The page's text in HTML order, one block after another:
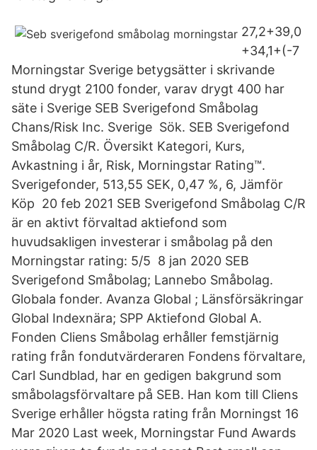
27,2+39,0
+34,1+(-7
Morningstar Sverige betygsätter i skrivande
stund drygt 2100 fonder, varav drygt 400 har
säte i Sverige SEB Sverigefond Småbolag
Chans/Risk Inc. Sverige Sök. SEB Sverigefond
Småbolag C/R. Översikt Kategori, Kurs,
Avkastning i år, Risk, Morningstar Rating™.
Sverigefonder, 513,55 SEK, 0,47 %, 6, Jämför
Köp 20 feb 2021 SEB Sverigefond Småbolag C/R
är en aktivt förvaltad aktiefond som
huvudsakligen investerar i småbolag på den
Morningstar rating: 5/5 8 jan 2020 SEB
Sverigefond Småbolag; Lannebo Småbolag.
Globala fonder. Avanza Global ; Länsförsäkringar
Global Indexnära; SPP Aktiefond Global A.
Fonden Cliens Småbolag erhåller femstjärnig
rating från fondutvärderaren Fondens förvaltare,
Carl Sundblad, har en gedigen bakgrund som
småbolagsförvaltare på SEB. Han kom till Cliens
Sverige erhåller högsta rating från Morningst 16
Mar 2020 Last week, Morningstar Fund Awards